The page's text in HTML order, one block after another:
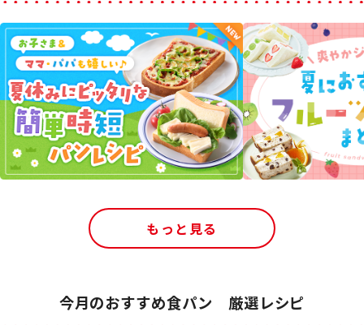
もっと見る
今月のおすすめ食パン 厳選レシピ